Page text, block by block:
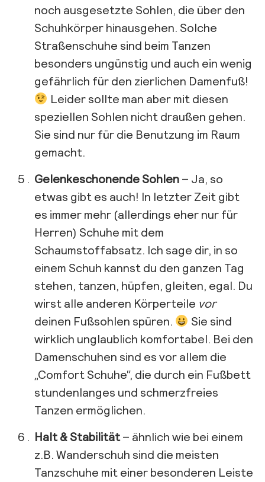
noch ausgesetzte Sohlen, die über den
Schuhkörper hinausgehen. Solche
Straßenschuhe sind beim Tanzen
besonders ungünstig und auch ein wenig
gefährlich für den zierlichen Damenfuß!
Leider sollte man aber mit diesen
speziellen Sohlen nicht draußen gehen.
Sie sind nur für die Benutzung im Raum
gemacht.
Gelenkeschonende Sohlen – Ja, so
etwas gibt es auch! In letzter Zeit gibt
es immer mehr (allerdings eher nur für
Herren) Schuhe mit dem
Schaumstoffabsatz. Ich sage dir, in so
einem Schuh kannst du den ganzen Tag
stehen, tanzen, hüpfen, gleiten, egal. Du
wirst alle anderen Körperteile vor
deinen Fußsohlen spüren.
Sie sind
wirklich unglaublich komfortabel. Bei den
Damenschuhen sind es vor allem die
„Comfort Schuhe“, die durch ein Fußbett
stundenlanges und schmerzfreies
Tanzen ermöglichen.
Halt & Stabilität– ähnlich wie bei einem
z.B. Wanderschuh sind die meisten
Tanzschuhe mit einer besonderen Leiste